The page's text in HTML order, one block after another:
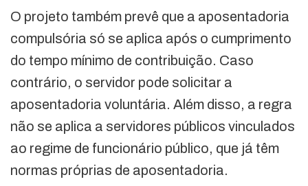
O projeto também prevê que a aposentadoria
compulsória só se aplica após o cumprimento
do tempo mínimo de contribuição. Caso
contrário, o servidor pode solicitar a
aposentadoria voluntária. Além disso, a regra
não se aplica a servidores públicos vinculados
ao regime de funcionário público, que já têm
normas próprias de aposentadoria.